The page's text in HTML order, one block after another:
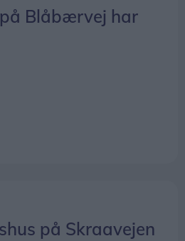
Blåbærvej har
på Skraavejen